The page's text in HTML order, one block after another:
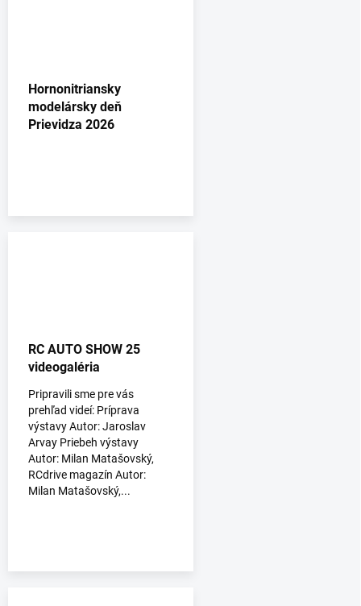
Hornonitriansky
modelársky deň
Prievidza 2026
RC AUTO SHOW 25
videogaléria
Pripravili sme pre vás
prehľad videí: Príprava
výstavy Autor: Jaroslav
Arvay Priebeh výstavy
Autor: Milan Matašovský,
RCdrive magazín Autor:
Milan Matašovský,...